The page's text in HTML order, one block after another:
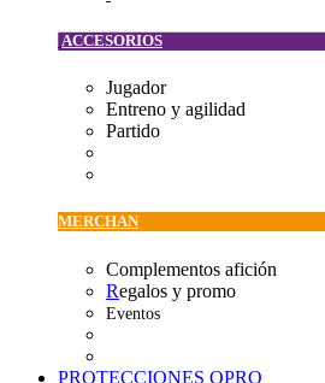
ACCESORIOS
Jugador
Entreno y agilidad
Partido
MERCHAN
Complementos afición
Regalos y promo
Eventos
PROTECCIONES OPRO